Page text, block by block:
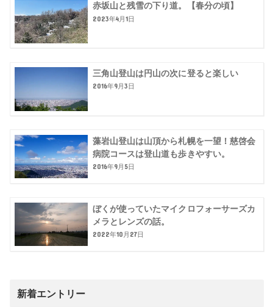
赤坂山と残雪の下り道。【春分の頃】
2023年4月1日
三角山登山は円山の次に登ると楽しい
2016年9月3日
藻岩山登山は山頂から札幌を一望！慈啓会
病院コースは登山道も歩きやすい。
2016年9月5日
ぼくが使っていたマイクロフォーサーズカ
メラとレンズの話。
2022年10月27日
新着エントリー